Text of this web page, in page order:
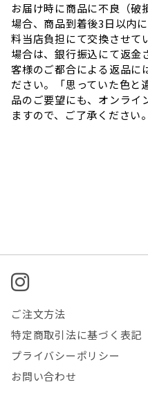
お届け時に商品に不良（破
場合、商品到着後3日以内
料当店負担にて交換させて
場合は、銀行振込にて返金
客様のご都合による返品に
ださい。「思っていた色と
品のご要望にも、オンライ
ますので、ご了承ください。
ご注文方法
特定商取引法に基づく表記
プライバシーポリシー
お問い合わせ